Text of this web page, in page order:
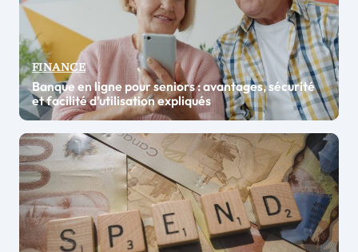
FINANCE
Banque en ligne pour seniors : avantages, sécurité
et facilité d’utilisation expliqués